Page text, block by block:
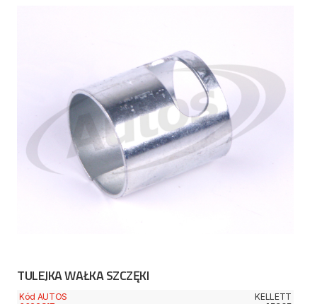
TULEJKA WAŁKA SZCZĘKI
Kód AUTOS
KELLETT